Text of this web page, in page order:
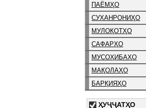
ПАЁМҲО
СУХАНРОНИҲО
МУЛОҚОТҲО
САФАРҲО
МУСОҲИБАҲО
МАҚОЛАҲО
БАРҚИЯҲО
ҲУҶҶАТҲО